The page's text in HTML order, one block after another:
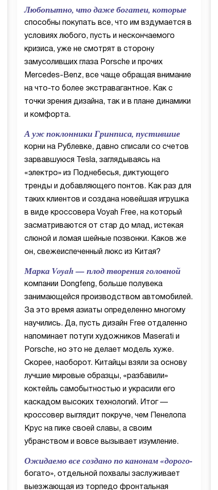
Любопытно, что даже богатеи, которые
способны покупать все, что им вздумается в
условиях любого, пусть и нескончаемого
кризиса, уже не смотрят в сторону
замусоливших глаза Porsche и прочих
Mercedes-Benz, все чаще обращая внимание
на что-то более экстравагантное. Как с
точки зрения дизайна, так и в плане динамики
и комфорта.
А уж поклонники Гринписа, пустившие
корни на Рублевке, давно списали со счетов
зарвавшуюся Tesla, заглядываясь на
«электро» из Поднебесья, диктующего
тренды и добавляющего понтов. Как раз для
таких клиентов и создана новейшая игрушка
в виде кроссовера Voyah Free, на который
засматриваются от стар до млад, истекая
слюной и ломая шейные позвонки. Каков же
он, свежеиспеченный люкс из Китая?
Марка Voyah — плод творения головной
компании Dongfeng, больше полувека
занимающейся производством автомобилей.
За это время азиаты определенно многому
научились. Да, пусть дизайн Free отдаленно
напоминает потуги художников Maserati и
Porsche, но это не делает модель хуже.
Скорее, наоборот. Китайцы взяли за основу
лучшие мировые образцы, «разбавили»
коктейль самобытностью и украсили его
каскадом высоких технологий. Итог —
кроссовер выглядит покруче, чем Пенелопа
Крус на пике своей славы, а своим
убранством и вовсе вызывает изумление.
Ожидаемо все создано по канонам «дорого-
богато», отдельной похвалы заслуживает
выезжающая из торпедо фронтальная